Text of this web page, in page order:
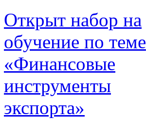
Открыт набор на
обучение по теме
«Финансовые
инструменты
экспорта»